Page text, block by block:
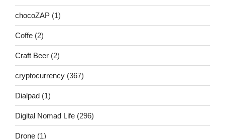
chocoZAP (1)
Coffe (2)
Craft Beer (2)
cryptocurrency (367)
Dialpad (1)
Digital Nomad Life (296)
Drone (1)